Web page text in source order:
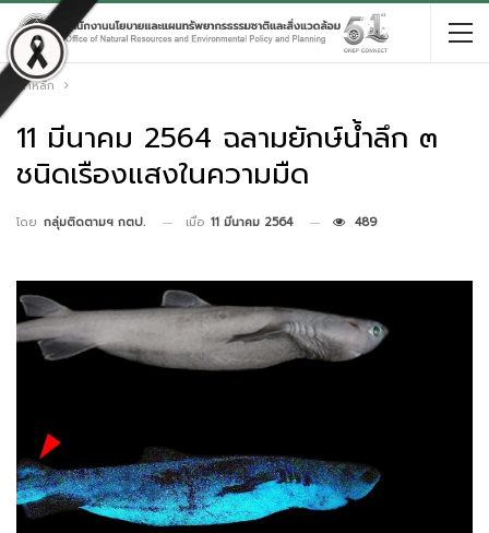
หน้าหลัก
11 มีนาคม 2564 ฉลามยักษ์น้ำลึก ๓
ชนิดเรืองแสงในความมืด
โดย กลุ่มติดตามฯ กตป. เมื่อ 11 มีนาคม 2564 489